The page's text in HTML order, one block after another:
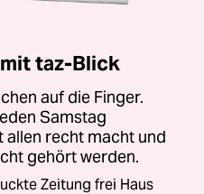
taz-Blick
auf die Finger.
Samstag
allen recht macht und
gehört werden.
Zeitung frei Haus